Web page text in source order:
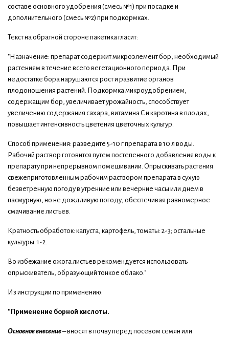
составе основного удобрения (смесь №1) при посадке и
дополнительного (смесь №2) при подкормках.
Текст на обратной стороне пакетика гласит:
"Назначение: препарат содержит микроэлемент бор, необходимый
растениям в течение всего вегетационного периода. При
недостатке бора нарушаются рост и развитие органов
плодоношения растений. Подкормка микроудобрением,
содержащим бор, увеличивает урожайность, способствует
увеличению содержания сахара, витамина С и каротина в плодах,
повышает интенсивность цветения цветочных культур.
Способ применения: разведите 5-10 г препарата в 10 л воды.
Рабочий раствор готовится путем постепенного добавления воды к
препарату при непрерывном помешивании. Опрыскивать растения
свежеприготовленным рабочим раствором препарата в сухую
безветренную погоду в утренние или вечерние часы или днем в
пасмурную, но не дождливую погоду, обеспечивая равномерное
смачивание листьев.
Кратность обработок: капуста, картофель, томаты: 2-3; остальные
культуры: 1-2.
Во избежание ожога листьев рекомендуется использовать
опрыскиватель, образующий тонкое облако."
Из инструкции по применению:
"Применение борной кислоты.
Основное внесение– вносят в почву перед посевом семян или